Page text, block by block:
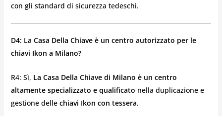
con gli standard di sicurezza tedeschi.
D4: La Casa Della Chiave è un centro autorizzato per le
chiavi Ikon a Milano?
R4: Sì, La Casa Della Chiave di Milano è un centro
altamente specializzato e qualificato nella duplicazione e
gestione delle chiavi Ikon con tessera.